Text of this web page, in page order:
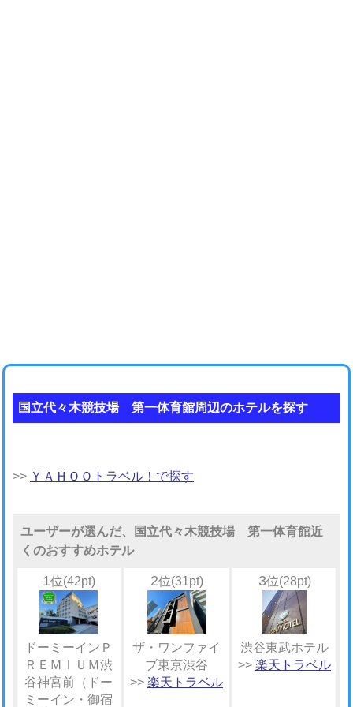
国立代々木競技場 第一体育館周辺のホテルを探す
>> ＹＡＨＯＯトラベル！で探す
ユーザーが選んだ、国立代々木競技場 第一体育館近
くのおすすめホテル
1位(42pt)
ドーミーインＰ
ＲＥＭＩＵＭ渋
谷神宮前（ドー
ミーイン・御宿
2位(31pt)
ザ・ワンファイ
ブ東京渋谷
>> 楽天トラベル
3位(28pt)
渋谷東武ホテル
>> 楽天トラベル